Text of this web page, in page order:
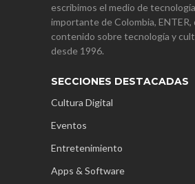
escribimos el medio de
importante de Colombia, ENTER,
contenido sobre tecnología y
desde 1996.
SECCIONES DESTACADAS
Cultura Digital
Eventos
Entretenimiento
Apps & Software